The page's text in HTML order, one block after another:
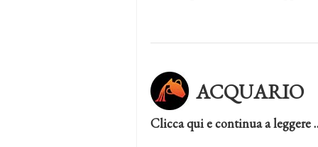
ACQUARIO
Clicca qui e continua a leggere